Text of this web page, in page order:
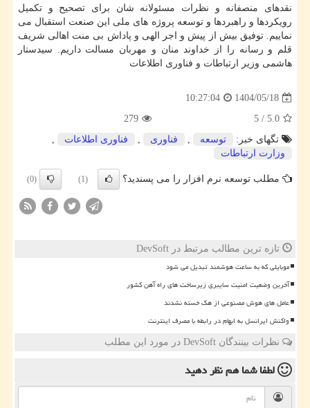
نقدهای منصفانه و نظرات مسئولانه شان برای تصحیح و تکمیل
رویکردها و راهبردها و توسعه پروژه های ملی این صنعت استقبال می
نماییم. توفیق بیش از پیش و اجر الهی و پاداش بی منت اهالی شریف
قلم و رسانه را از خداوند منان و مهربان مسالت داریم. سیدستار
هاشمی وزیر ارتباطات و فناوری اطلاعات
1404/05/18
10:27:04
5.0
/
5
279
تگهای خبر:
توسعه , فناوری , فناوری اطلاعات
,
وزارت ارتباطات
مطلب توسعه نرم افزار را می پسندید؟ (1)
(0)
تازه ترین مطالب مرتبط در DevSoft
موبایلی که به ساعت هوشمند تبدیل می شود
آخرین وضعیت امنیت سایبری زیرساخت های راه آهن کشور
عامل های هوش مصنوعی از هک خسته نشدند
واکنش ایرانسل به ابهام در رابطه با مصرف اینترنت
نظرات بینندگان DevSoft در مورد این مطلب
لطفا شما همنظر دهید